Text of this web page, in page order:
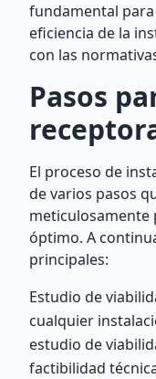
fundamental
eficiencia de la
con las
Pasos
El proceso de
de varios pasos
meticulosamente
óptimo. A
principales:
Estudio de
cualquier
estudio de
factibilidad